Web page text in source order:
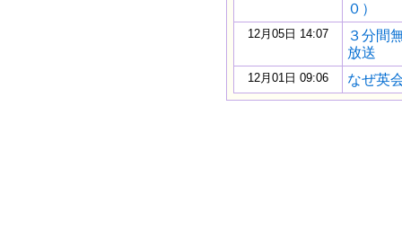
０）
12月05日 14:07
３分間
放送
12月01日 09:06 なぜ英